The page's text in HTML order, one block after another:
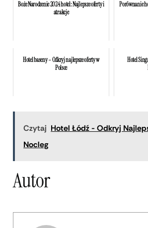
Boże Narodzenie 2024 hotel: Najlepsze oferty i
atrakcje
Porównanie
Hotel baseny – Odkryj najlepsze oferty w
Polsce
Hotel
Czytaj Hotel Łódź - Odkryj
Nocleg
Autor